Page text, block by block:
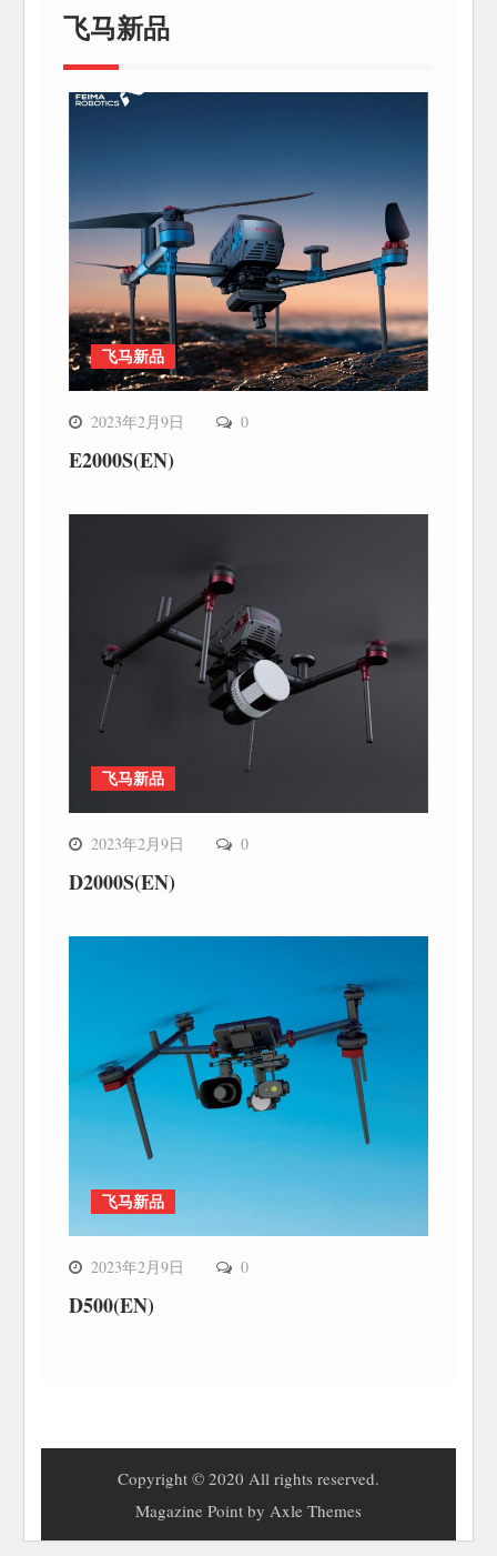
飞马新品
飞马新品
2023年2月9日 0
E2000S(EN)
飞马新品
2023年2月9日 0
D2000S(EN)
飞马新品
2023年2月9日 0
D500(EN)
Copyright © 2020 All rights reserved.
Magazine Point by Axle Themes